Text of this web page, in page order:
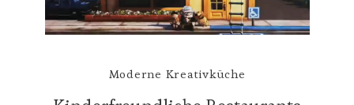
Moderne Kreativküche